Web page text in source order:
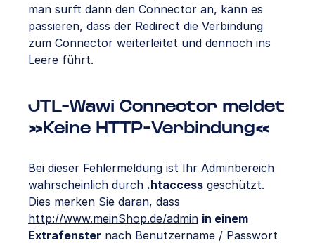
man surft dann den Connector an, kann es
passieren, dass der Redirect die Verbindung
zum Connector weiterleitet und dennoch ins
Leere führt.
JTL-Wawi Connector meldet
»Keine HTTP-Verbindung«
Bei dieser Fehlermeldung ist Ihr Adminbereich
wahrscheinlich durch .htaccess geschützt.
Dies merken Sie daran, dass
http://www.meinShop.de/admin in einem
Extrafenster nach Benutzername / Passwort